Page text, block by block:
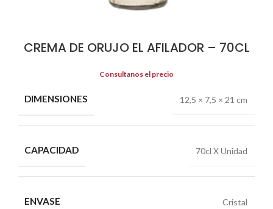
CREMA DE ORUJO EL AFILADOR – 70CL
Consultanos el precio
DIMENSIONES 12,5 × 7,5 × 21 cm
CAPACIDAD 70cl X Unidad
ENVASE Cristal